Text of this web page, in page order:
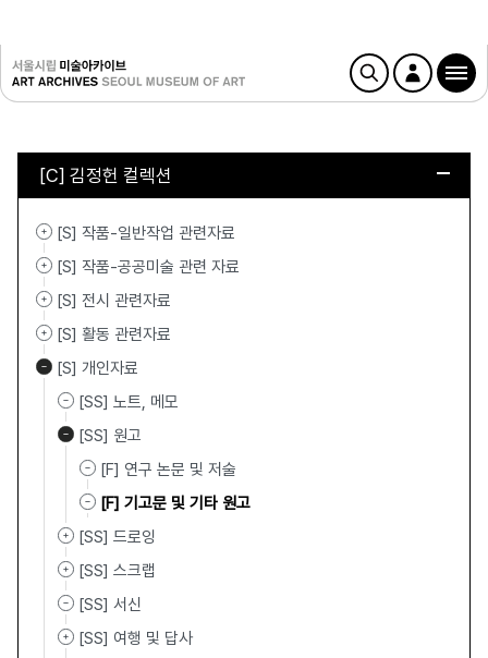
[C] 김정헌 컬렉션
[S] 작품-일반작업 관련자료
[S] 작품-공공미술 관련 자료
[S] 전시 관련자료
[S] 활동 관련자료
[S] 개인자료
[SS] 노트, 메모
[SS] 원고
[F] 연구 논문 및 저술
[F] 기고문 및 기타 원고
[SS] 드로잉
[SS] 스크랩
[SS] 서신
[SS] 여행 및 답사